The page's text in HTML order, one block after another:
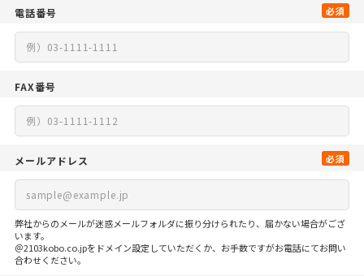
電話番号 必須
FAX番号
メールアドレス 必須
弊社からのメールが迷惑メールフォルダに振り分けられたり、届かない場合がござ
います。
＠2103kobo.co.jpをドメイン設定していただくか、お手数ですがお電話にてお問い
合わせください。